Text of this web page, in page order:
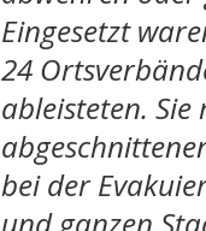
Eingesetzt
24
ableisteten.
bei der